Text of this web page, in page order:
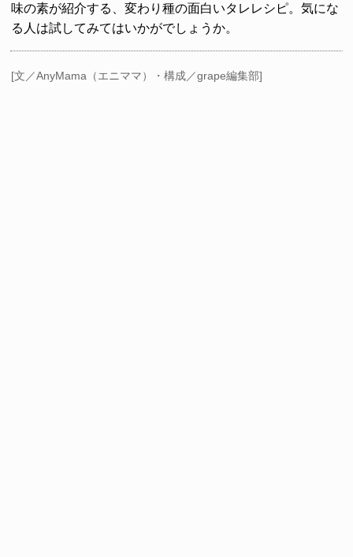
味の素が紹介する、変わり種の面白いタレレシピ。気にな
る人は試してみてはいかがでしょうか。
[文／AnyMama（エニママ）・構成／grape編集部]